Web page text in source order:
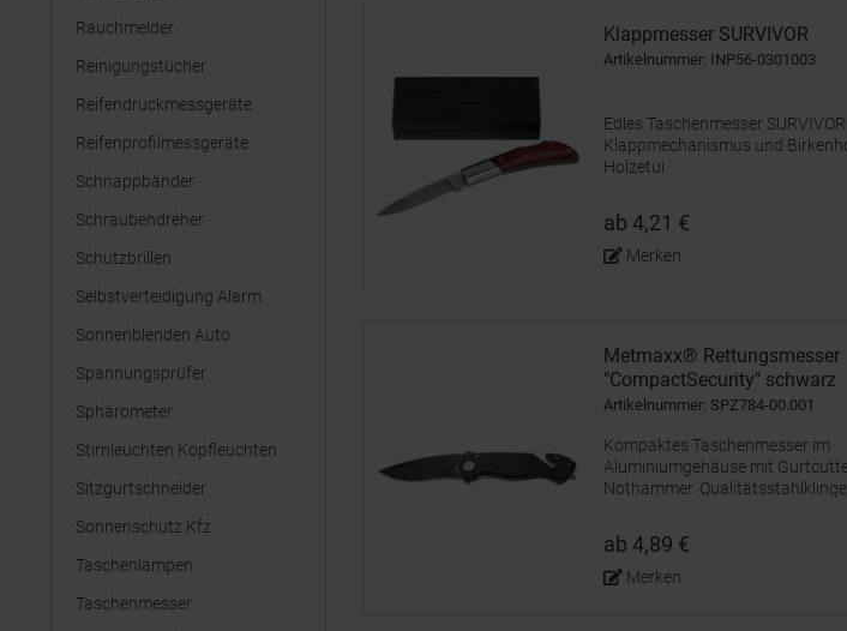
Rauchmelder
Reinigungstücher
Reifendruckmessgeräte
Reifenprofilmessgeräte
Schnappbänder
Schraubendreher
Schutzbrillen
Selbstverteidigung Alarm
Sonnenblenden Auto
Spannungsprüfer
Sphärometer
Stirnleuchten Kopfleuchten
Sitzgurtschneider
Sonnenschutz Kfz
Taschenlampen
Taschenmesser
Klappmesser SURVIVOR
Artikelnummer: INP56-0301003
Edles Taschenmesser
Klappmechanismus und
Holzetui
ab 4,21 €
Merken
Metmaxx® Rettungsmesser
"CompactSecurity" schwarz
Artikelnummer: SPZ784-00.001
Kompaktes Taschenmesser im
Aluminiumgehäuse mit
Nothammer.
ab 4,89 €
Merken